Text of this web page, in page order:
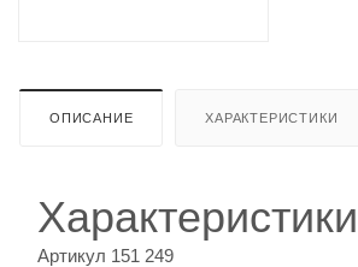
ОПИСАНИЕ ХАРАКТЕРИСТИКИ
Характеристики
Артикул 151 249